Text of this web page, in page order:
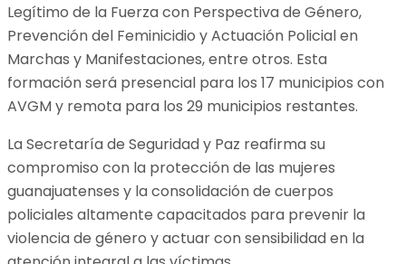
Legítimo de la Fuerza con Perspectiva de Género,
Prevención del Feminicidio y Actuación Policial en
Marchas y Manifestaciones, entre otros. Esta
formación será presencial para los 17 municipios con
AVGM y remota para los 29 municipios restantes.
La Secretaría de Seguridad y Paz reafirma su
compromiso con la protección de las mujeres
guanajuatenses y la consolidación de cuerpos
policiales altamente capacitados para prevenir la
violencia de género y actuar con sensibilidad en la